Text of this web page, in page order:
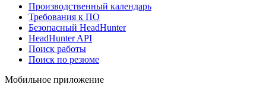
Производственный календарь
Требования к ПО
Безопасный HeadHunter
HeadHunter API
Поиск работы
Поиск по резюме
Мобильное приложение